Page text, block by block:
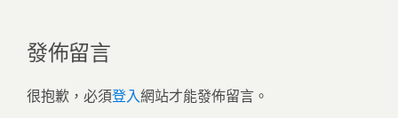
發佈留言
很抱歉，必須登入網站才能發佈留言。